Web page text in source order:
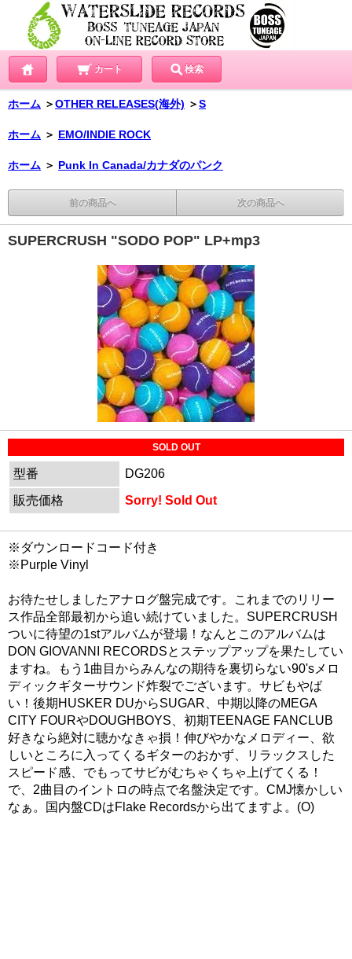
カート 検索
ホーム ＞OTHER RELEASES(海外) ＞S
ホーム ＞ EMO/INDIE ROCK
ホーム ＞ Punk In Canada/カナダのパンク
前の商品へ 次の商品へ
SUPERCRUSH "SODO POP" LP+mp3
SOLD OUT
型番
DG206
販売価格
Sorry! Sold Out
※ダウンロードコード付き
※Purple Vinyl
お待たせしましたアナログ盤完成です。これまでのリリー
ス作品全部最初から追い続けていました。SUPERCRUSH
ついに待望の1stアルバムが登場！なんとこのアルバムは
DON GIOVANNI RECORDSとステップアップを果たしてい
ますね。もう1曲目からみんなの期待を裏切らない90'sメロ
ディックギターサウンド炸裂でございます。サビもやば
い！後期HUSKER DUからSUGAR、中期以降のMEGA
CITY FOURやDOUGHBOYS、初期TEENAGE FANCLUB
好きなら絶対に聴かなきゃ損！伸びやかなメロディー、欲
しいところに入ってくるギターのおかず、リラックスした
スピード感、でもってサビがむちゃくちゃ上げてくる！
で、2曲目のイントロの時点で名盤決定です。CMJ懐かしい
なぁ。国内盤CDはFlake Recordsから出てますよ。(O)